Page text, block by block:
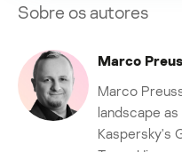
Sobre os autores
Marco
Marco
landscape
Kaspersky's